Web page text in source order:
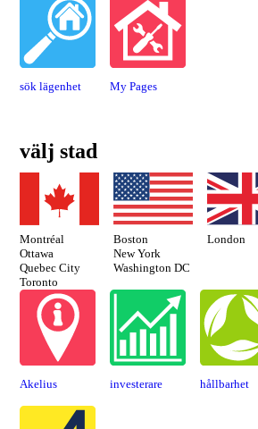
sök lägenhet My Pages
välj stad
Montréal
Ottawa
Quebec City
Toronto
Boston
New York
Washington DC
London
Akelius investerare hållbarhet